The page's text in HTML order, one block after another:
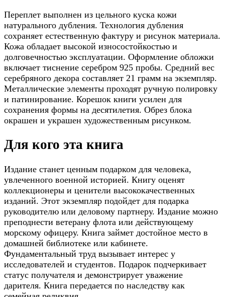
Переплет выполнен из цельного куска кожи
натурального дубления. Технология дубления
сохраняет естественную фактуру и рисунок материала.
Кожа обладает высокой износостойкостью и
долговечностью эксплуатации. Оформление обложки
включает тиснение серебром 925 пробы. Средний вес
серебряного декора составляет 21 грамм на экземпляр.
Металлические элементы проходят ручную полировку
и патинирование. Корешок книги усилен для
сохранения формы на десятилетия. Обрез блока
окрашен и украшен художественным рисунком.
Для кого эта книга
Издание станет ценным подарком для человека,
увлеченного военной историей. Книгу оценят
коллекционеры и ценители высококачественных
изданий. Этот экземпляр подойдет для подарка
руководителю или деловому партнеру. Издание можно
преподнести ветерану флота или действующему
морскому офицеру. Книга займет достойное место в
домашней библиотеке или кабинете.
Фундаментальный труд вызывает интерес у
исследователей и студентов. Подарок подчеркивает
статус получателя и демонстрирует уважение
дарителя. Книга передается по наследству как